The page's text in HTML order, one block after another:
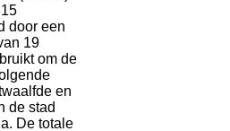
door een
19
om de
en
de stad
De totale